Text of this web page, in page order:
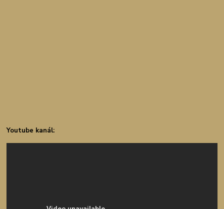
Youtube kanál: